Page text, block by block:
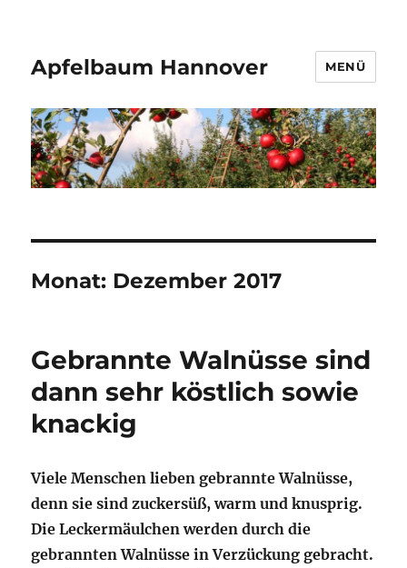
Apfelbaum Hannover MENÜ
Monat: Dezember 2017
Gebrannte Walnüsse sind
dann sehr köstlich sowie
knackig
Viele Menschen lieben gebrannte Walnüsse,
denn sie sind zuckersüß, warm und knusprig.
Die Leckermäulchen werden durch die
gebrannten Walnüsse in Verzückung gebracht.